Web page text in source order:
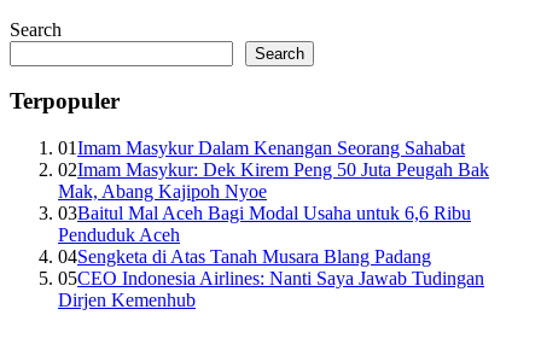
Search
Search
Terpopuler
01Imam Masykur Dalam Kenangan Seorang Sahabat
02Imam Masykur: Dek Kirem Peng 50 Juta Peugah Bak
Mak, Abang Kajipoh Nyoe
03Baitul Mal Aceh Bagi Modal Usaha untuk 6,6 Ribu
Penduduk Aceh
04Sengketa di Atas Tanah Musara Blang Padang
05CEO Indonesia Airlines: Nanti Saya Jawab Tudingan
Dirjen Kemenhub